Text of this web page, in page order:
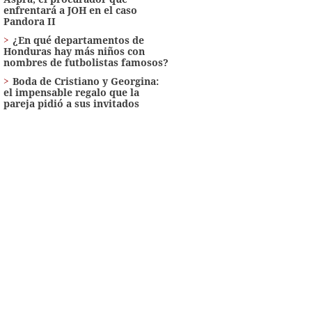
enfrentará a JOH en el caso
Pandora II
¿En qué departamentos de
Honduras hay más niños con
nombres de futbolistas famosos?
Boda de Cristiano y Georgina:
el impensable regalo que la
pareja pidió a sus invitados